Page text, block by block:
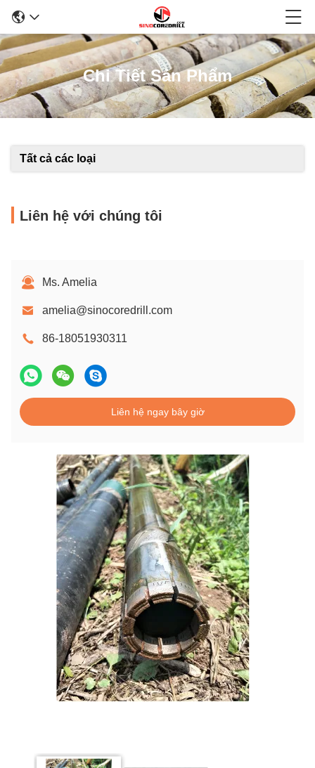
Chi Tiết Sản Phẩm
Tất cả các loại
Liên hệ với chúng tôi
Ms. Amelia
amelia@sinocoredrill.com
86-18051930311
Liên hệ ngay bây giờ